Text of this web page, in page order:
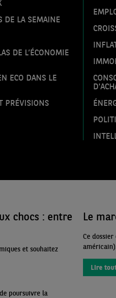
DE LA SEMAINE
DE L’ÉCONOMIE
ECO DANS LE
PRÉVISIONS
chocs : entre
et souhaitez
poursuivre la
Le
Ce
Lire